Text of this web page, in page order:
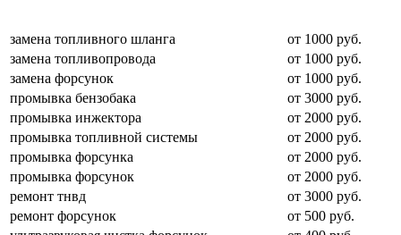
замена топливного шланга
от 1000 руб.
замена топливопровода
от 1000 руб.
замена форсунок
от 1000 руб.
промывка бензобака
от 3000 руб.
промывка инжектора
от 2000 руб.
промывка топливной системы
от 2000 руб.
промывка форсунка
от 2000 руб.
промывка форсунок
от 2000 руб.
ремонт тнвд
от 3000 руб.
ремонт форсунок
от 500 руб.